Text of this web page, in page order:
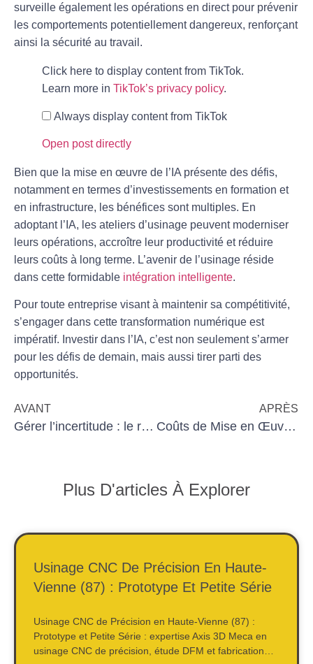
surveille également les opérations en direct pour prévenir
les comportements potentiellement dangereux, renforçant
ainsi la sécurité au travail.
Click here to display content from TikTok.
Learn more in TikTok’s privacy policy.
Always display content from TikTok
Open post directly
Bien que la mise en œuvre de l’IA présente des défis,
notamment en termes d’investissements en formation et
en infrastructure, les bénéfices sont multiples. En
adoptant l’IA, les ateliers d’usinage peuvent moderniser
leurs opérations, accroître leur productivité et réduire
leurs coûts à long terme. L’avenir de l’usinage réside
dans cette formidable intégration intelligente.
Pour toute entreprise visant à maintenir sa compétitivité,
s’engager dans cette transformation numérique est
impératif. Investir dans l’IA, c’est non seulement s’armer
pour les défis de demain, mais aussi tirer parti des
opportunités.
AVANT
Gérer l’incertitude : le rôle de l’effectuation en 2025
APRÈS
Coûts de Mise en Œuvre de l’IA en Usinage : Retour sur Investissement
Plus D'articles À Explorer
Usinage CNC De Précision En Haute-
Vienne (87) : Prototype Et Petite Série
Usinage CNC de Précision en Haute-Vienne (87) :
Prototype et Petite Série : expertise Axis 3D Meca en
usinage CNC de précision, étude DFM et fabrication…